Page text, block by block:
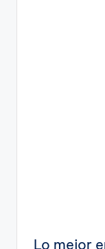
Lo mejor